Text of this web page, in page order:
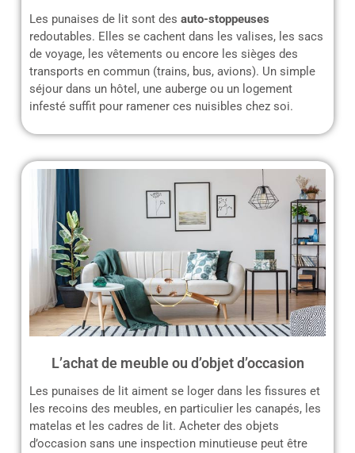
Les punaises de lit sont des auto-stoppeuses
redoutables. Elles se cachent dans les valises, les sacs
de voyage, les vêtements ou encore les sièges des
transports en commun (trains, bus, avions). Un simple
séjour dans un hôtel, une auberge ou un logement
infesté suffit pour ramener ces nuisibles chez soi.
L’achat de meuble ou d’objet d’occasion
Les punaises de lit aiment se loger dans les fissures et
les recoins des meubles, en particulier les canapés, les
matelas et les cadres de lit. Acheter des objets
d’occasion sans une inspection minutieuse peut être